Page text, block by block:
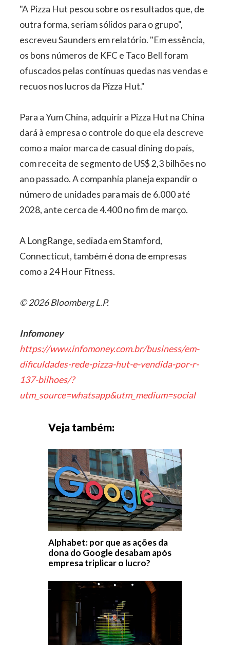
"A Pizza Hut pesou sobre os resultados que, de
outra forma, seriam sólidos para o grupo",
escreveu Saunders em relatório. "Em essência,
os bons números de KFC e Taco Bell foram
ofuscados pelas contínuas quedas nas vendas e
recuos nos lucros da Pizza Hut."
Para a Yum China, adquirir a Pizza Hut na China
dará à empresa o controle do que ela descreve
como a maior marca de casual dining do país,
com receita de segmento de US$ 2,3 bilhões no
ano passado. A companhia planeja expandir o
número de unidades para mais de 6.000 até
2028, ante cerca de 4.400 no fim de março.
A LongRange, sediada em Stamford,
Connecticut, também é dona de empresas
como a 24 Hour Fitness.
© 2026 Bloomberg L.P.
Infomoney
https://www.infomoney.com.br/business/em-
dificuldades-rede-pizza-hut-e-vendida-por-r-
137-bilhoes/?
utm_source=whatsapp&utm_medium=social
Veja também:
Alphabet: por que as ações da
dona do Google desabam após
empresa triplicar o lucro?